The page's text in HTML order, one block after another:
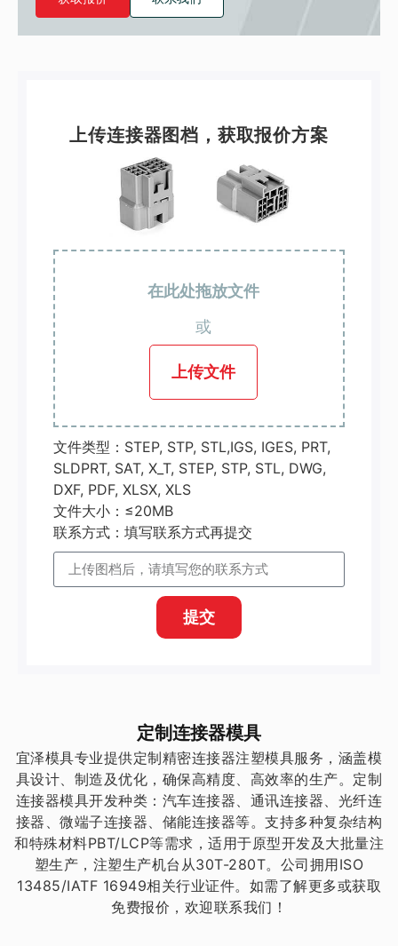
上传连接器图档，获取报价方案
在此处拖放文件
或
上传文件
文件类型：STEP, STP, STL,IGS, IGES, PRT,
SLDPRT, SAT, X_T, STEP, STP, STL, DWG,
DXF, PDF, XLSX, XLS
文件大小：≤20MB
联系方式：填写联系方式再提交
提交
定制连接器模具
宜泽模具专业提供定制精密连接器注塑模具服务，涵盖模
具设计、制造及优化，确保高精度、高效率的生产。定制
连接器模具开发种类：汽车连接器、通讯连接器、光纤连
接器、微端子连接器、储能连接器等。支持多种复杂结构
和特殊材料PBT/LCP等需求，适用于原型开发及大批量注
塑生产，注塑生产机台从30T-280T。公司拥用ISO
13485/IATF 16949相关行业证件。如需了解更多或获取
免费报价，欢迎联系我们！